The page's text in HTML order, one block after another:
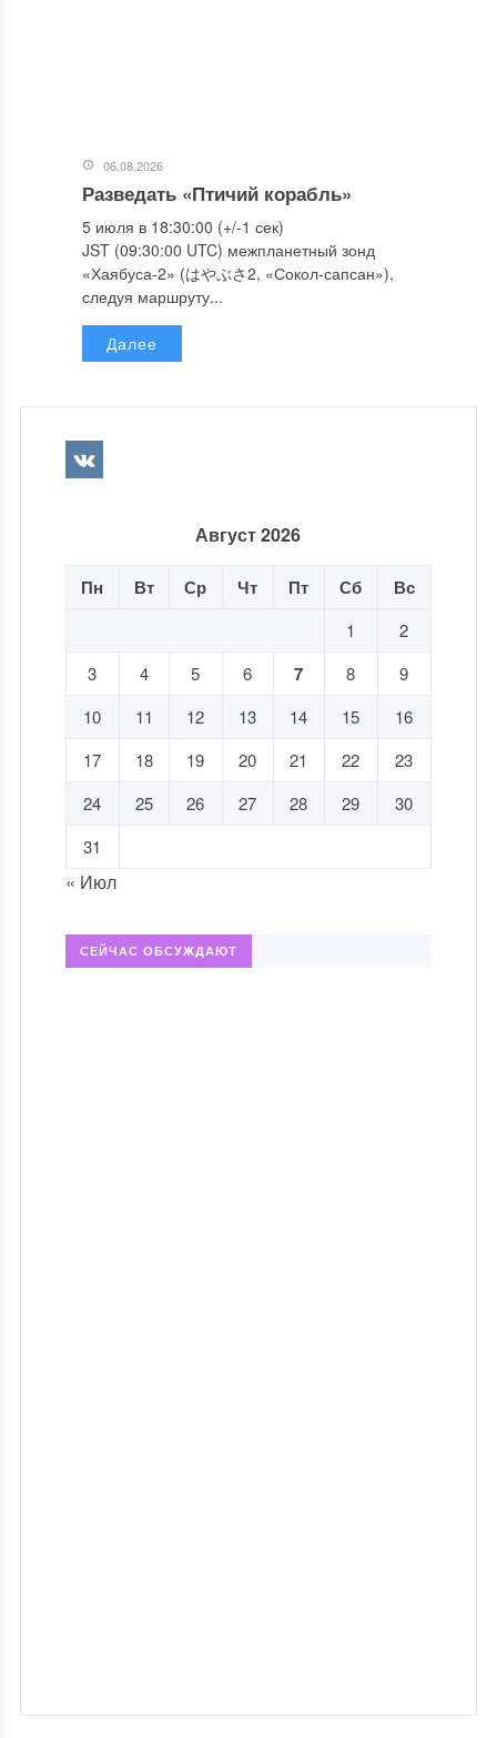
06.08.2026
Разведать «Птичий корабль»
5 июля в 18:30:00 (+/-1 сек)
JST (09:30:00 UTC) межпланетный зонд
«Хаябуса-2» (はやぶさ2, «Сокол-сапсан»),
следуя маршруту...
Далее
Август 2026
Пн Вт Ср Чт Пт Сб Вс
1
2
3
4 5 6 7 8
9
10
11 12 13 14 15
16
17
18 19 20 21 22
23
24
25 26 27 28 29
30
31
« Июл
СЕЙЧАС ОБСУЖДАЮТ